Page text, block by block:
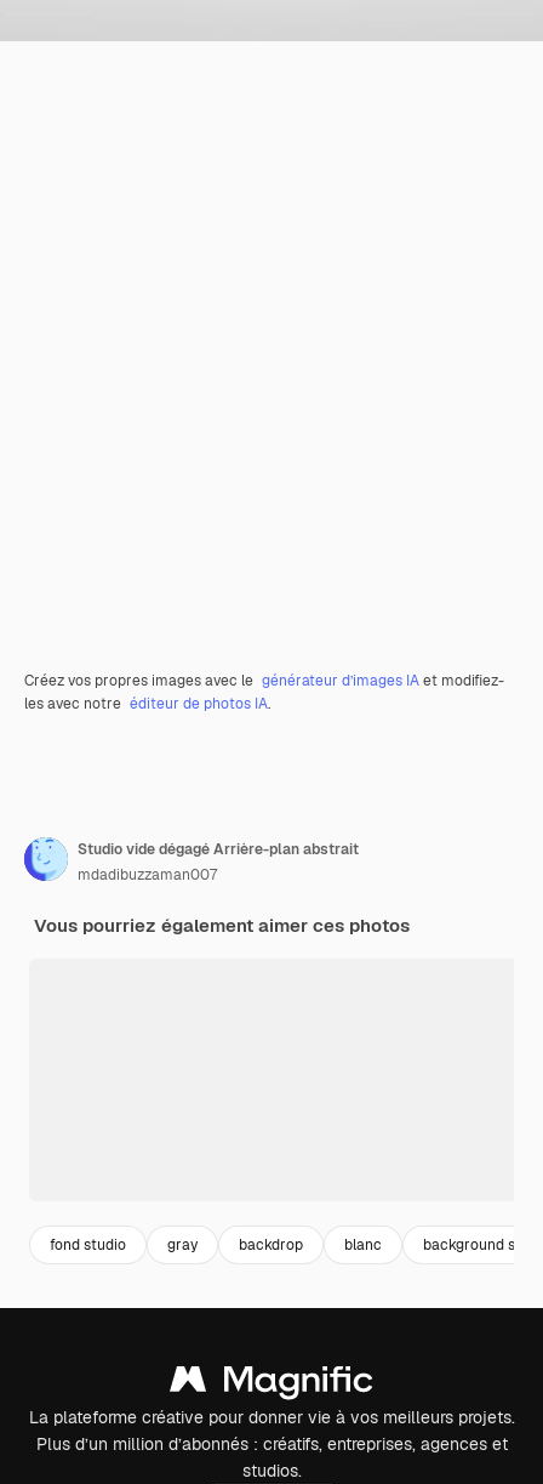
Créez vos propres images avec le générateur d’images IAet modifiez-
les avec notre éditeur de photos IA.
Studio vide dégagé Arrière-plan abstrait
mdadibuzzaman007
Vous pourriez également aimer ces photos
fond studio gray backdrop blanc background
La plateforme créative pour donner vie à vos meilleurs projets.
Plus d’un million d’abonnés : créatifs, entreprises, agences et
studios.